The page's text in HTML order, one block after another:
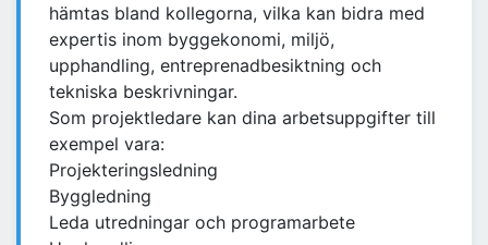
hämtas bland kollegorna, vilka kan bidra med
expertis inom byggekonomi, miljö,
upphandling, entreprenadbesiktning och
tekniska beskrivningar.
Som projektledare kan dina arbetsuppgifter till
exempel vara:
Projekteringsledning
Byggledning
Leda utredningar och programarbete